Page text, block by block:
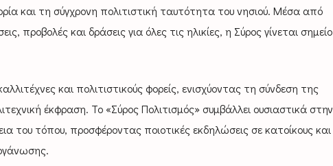
και τη σύγχρονη πολιτιστική ταυτότητα του νησιού. Μέσα από
προβολές και δράσεις για όλες τις ηλικίες, η Σύρος γίνεται σημείο
και πολιτιστικούς φορείς, ενισχύοντας τη σύνδεση της
έκφραση. Το «Σύρος Πολιτισμός» συμβάλλει ουσιαστικά στην
του τόπου, προσφέροντας ποιοτικές εκδηλώσεις σε κατοίκους και